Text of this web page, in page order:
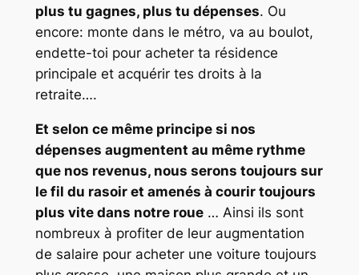
plus tu gagnes, plus tu dépenses. Ou
encore: monte dans le métro, va au boulot,
endette-toi pour acheter ta résidence
principale et acquérir tes droits à la
retraite….
Et selon ce même principe si nos
dépenses augmentent au même rythme
que nos revenus, nous serons toujours sur
le fil du rasoir et amenés à courir toujours
plus vite dans notre roue… Ainsi ils sont
nombreux à profiter de leur augmentation
de salaire pour acheter une voiture toujours